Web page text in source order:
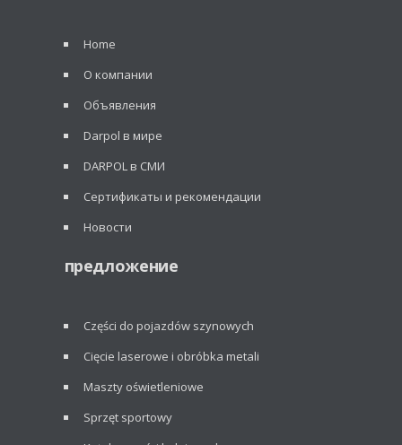
Home
О компании
Объявления
Darpol в мире
DARPOL в СМИ
Сертификаты и рекомендации
Новости
предложение
Części do pojazdów szynowych
Cięcie laserowe i obróbka metali
Maszty oświetleniowe
Sprzęt sportowy